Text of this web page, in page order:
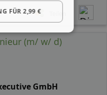
(m/ w/ d)
GmbH
FÜR 2,99 €